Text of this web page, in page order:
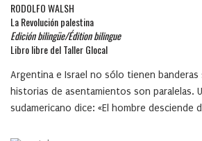
RODOLFO WALSH
La Revolución palestina
Edición bilingüe/Édition bilingue
Libro libre del Taller Glocal
Argentina e Israel no sólo tienen banderas
historias de asentamientos son paralelas.
sudamericano dice: «El hombre desciende